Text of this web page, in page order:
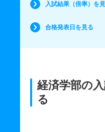
入試結果（倍率）を
合格発表日を見る
経済学部の
る